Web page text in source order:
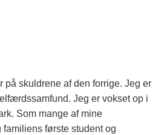
på skuldrene af den forrige. Jeg er
Jeg er vokset op i
Som mange af mine
første student og